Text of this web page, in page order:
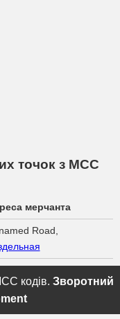
точок з МСС
мерчанта
Road,
кодів. Зворотний